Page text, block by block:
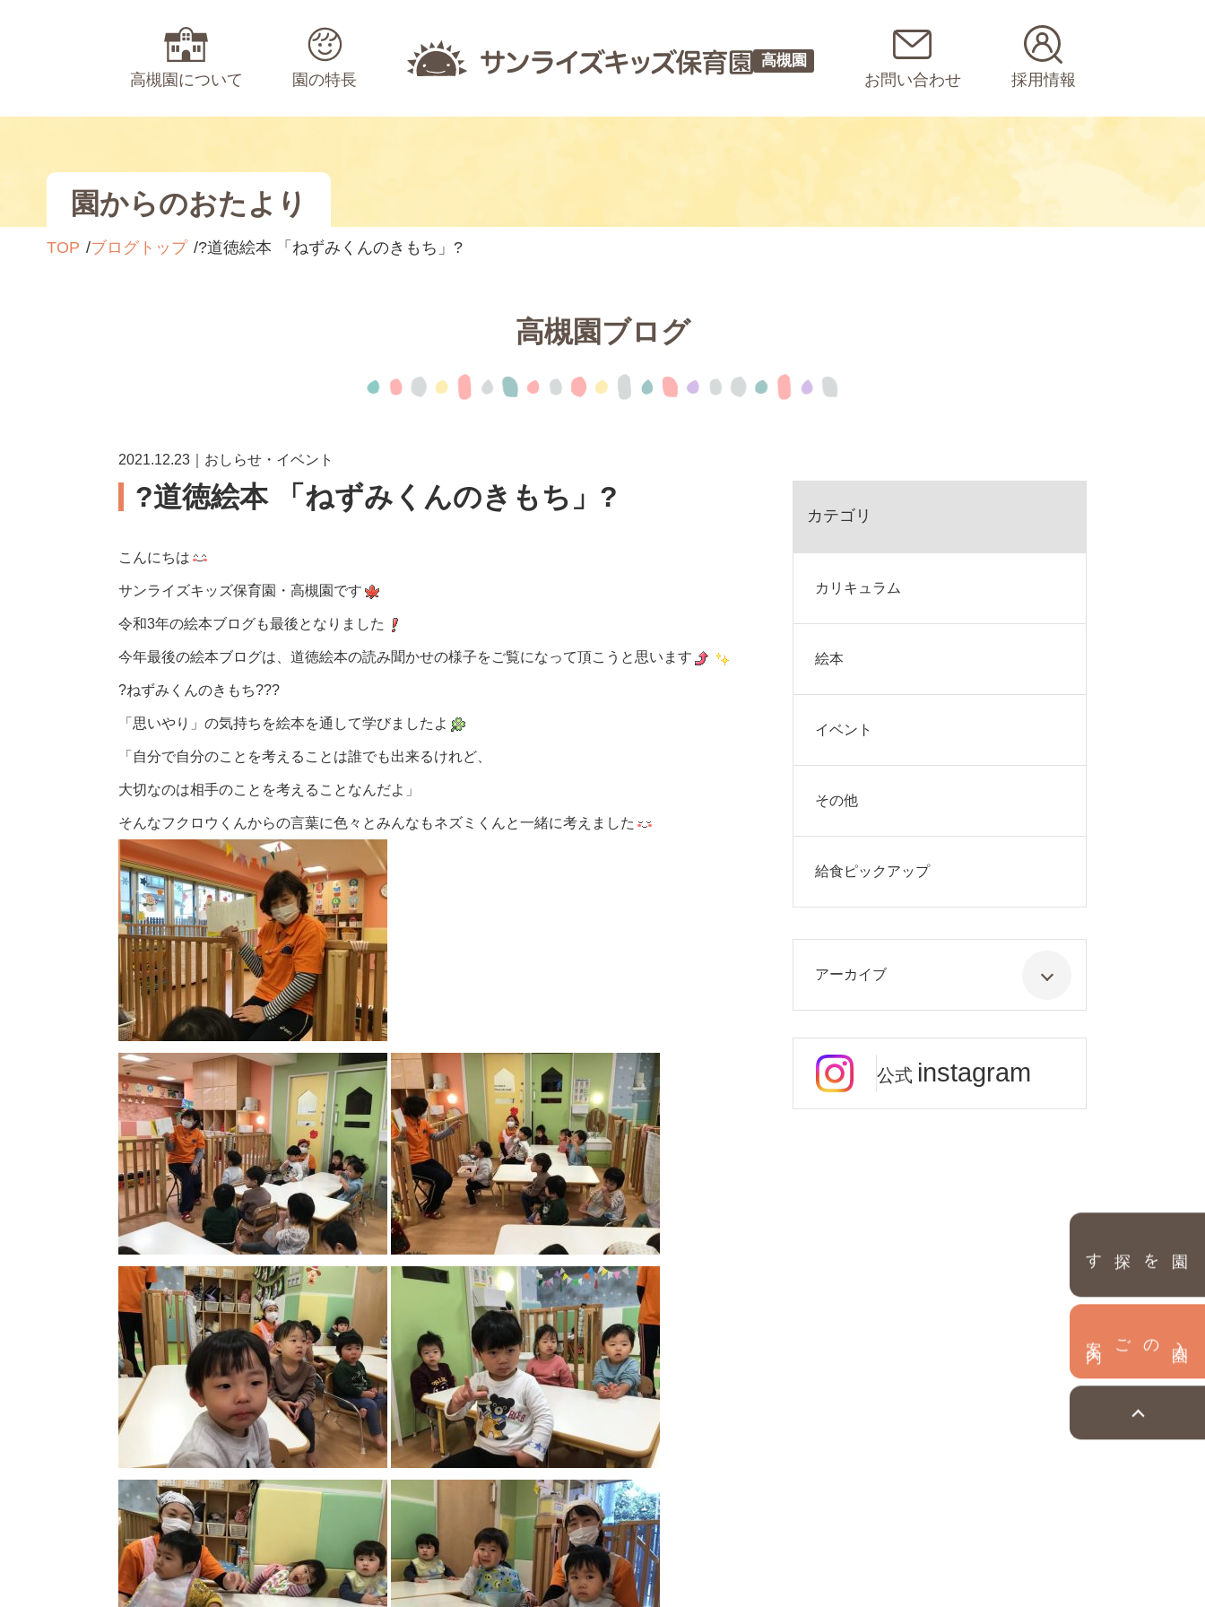
高槻園について 園の特長
高槻園
お問い合わせ 採用情報
園を探す
園からのおたより
TOP ブログトップ ?道徳絵本 「ねずみくんのきもち」?
高槻園ブログ
2021.12.23｜おしらせ・イベント
?道徳絵本 「ねずみくんのきもち」?
こんにちは
サンライズキッズ保育園・高槻園です
令和3年の絵本ブログも最後となりました
今年最後の絵本ブログは、道徳絵本の読み聞かせの様子をご覧になって頂こうと思います
?ねずみくんのきもち???
「思いやり」の気持ちを絵本を通して学びましたよ
「自分で自分のことを考えることは誰でも出来るけれど、
大切なのは相手のことを考えることなんだよ」
そんなフクロウくんからの言葉に色々とみんなもネズミくんと一緒に考えました
カテゴリ
カリキュラム
絵本
イベント
その他
給食ピックアップ
アーカイブ
公式 instagram